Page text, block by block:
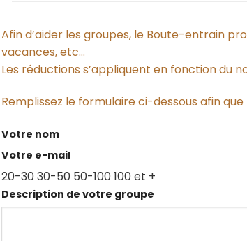
Afin d’aider les groupes, le Boute-entrain
vacances, etc…
Les réductions s’appliquent en fonction du
Remplissez le formulaire ci-dessous afin
Votre nom
Votre e-mail
20-3030-50 50-100100 et +
Description de votre groupe